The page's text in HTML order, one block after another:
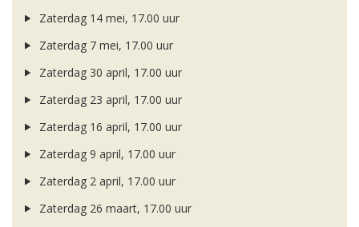
Zaterdag 14 mei, 17.00 uur
Zaterdag 7 mei, 17.00 uur
Zaterdag 30 april, 17.00 uur
Zaterdag 23 april, 17.00 uur
Zaterdag 16 april, 17.00 uur
Zaterdag 9 april, 17.00 uur
Zaterdag 2 april, 17.00 uur
Zaterdag 26 maart, 17.00 uur